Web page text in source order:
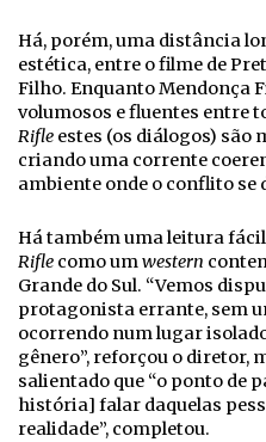
Há, porém, uma distância
estética, entre o filme de
Filho. Enquanto Mendonça
volumosos e fluentes entre
Rifle estes (os diálogos)
criando uma corrente
ambiente onde o conflito se
Há também uma leitura
Rifle como umwestern
Grande do Sul. “Vemos
protagonista errante, sem
ocorrendo num lugar
gênero”, reforçou o diretor,
salientado que “o ponto de
história] falar daquelas
realidade”, completou.